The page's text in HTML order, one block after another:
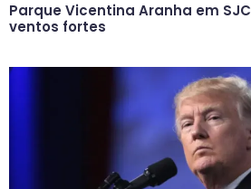
Parque Vicentina Aranha em
ventos fortes